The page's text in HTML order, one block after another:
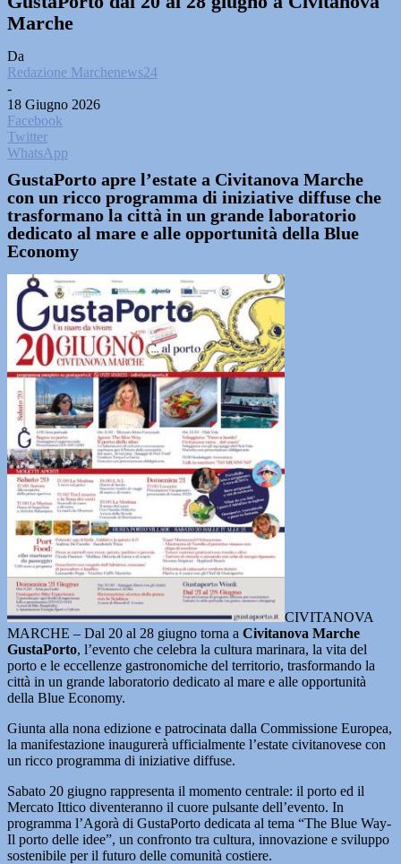
Marche
Da
Redazione Marchenews24
-
18 Giugno 2026
Facebook
Twitter
WhatsApp
GustaPorto apre l’estate a Civitanova Marche
con un ricco programma di iniziative diffuse che
trasformano la città in un grande laboratorio
dedicato al mare e alle opportunità della Blue
Economy
CIVITANOVA
MARCHE – Dal 20 al 28 giugno torna a Civitanova Marche
GustaPorto, l’evento che celebra la cultura marinara, la vita del
porto e le eccellenze gastronomiche del territorio, trasformando la
città in un grande laboratorio dedicato al mare e alle opportunità
della Blue Economy.
Giunta alla nona edizione e patrocinata dalla Commissione Europea,
la manifestazione inaugurerà ufficialmente l’estate civitanovese con
un ricco programma di iniziative diffuse.
Sabato 20 giugno rappresenta il momento centrale: il porto ed il
Mercato Ittico diventeranno il cuore pulsante dell’evento. In
programma l’Agorà di GustaPorto dedicata al tema “The Blue Way-
Il porto delle idee”, un confronto tra cultura, innovazione e sviluppo
sostenibile per il futuro delle comunità costiere.